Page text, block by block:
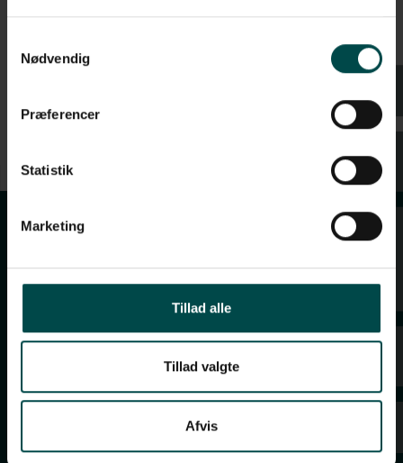
Nødvendig
Præferencer
Statistik
Marketing
Tillad alle
Tillad valgte
Afvis
info@paperconsult.dk
Mandag-torsdag: 8.00-16.00
5000 Odense C